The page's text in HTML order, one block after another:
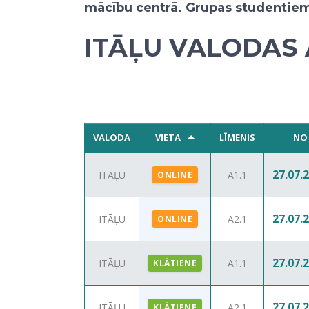
mācību centrā. Grupas
ITĀĻU VALODAS
VALODA VIETA LĪMENIS NO
ITĀĻU ONLINE A1.1
ITĀĻU ONLINE A2.1
ITĀĻU KLĀTIENE A1.1